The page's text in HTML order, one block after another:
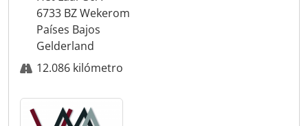
6733 BZ Wekerom
Países Bajos
Gelderland
12.086 kilómetro